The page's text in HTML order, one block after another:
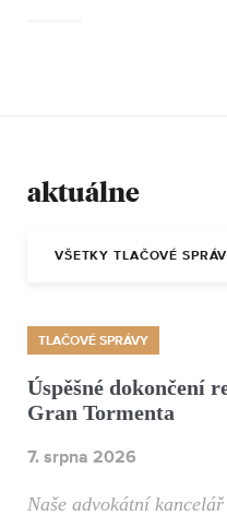
aktuálne
VŠETKY TLAČOVÉ
TLAČOVÉ SPRÁVY
Úspěšné dokončení
Gran Tormenta
7. srpna 2026
Naše advokátní